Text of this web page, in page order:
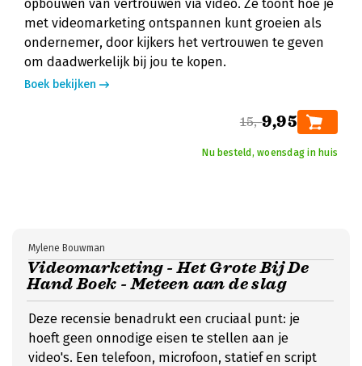
opbouwen van vertrouwen via video. Ze toont hoe je
met videomarketing ontspannen kunt groeien als
ondernemer, door kijkers het vertrouwen te geven
om daadwerkelijk bij jou te kopen.
Boek bekijken
15,-9,95
Nu besteld, woensdag in huis
Videomarketing - Het Grote Bij De
Hand Boek - Meteen aan de slag
Mylene Bouwman
Deze recensie benadrukt een cruciaal punt: je
hoeft geen onnodige eisen te stellen aan je
video's. Een telefoon, microfoon, statief en script